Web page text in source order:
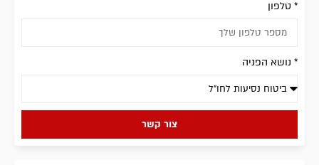
* טלפון
* נושא הפניה
צור קשר